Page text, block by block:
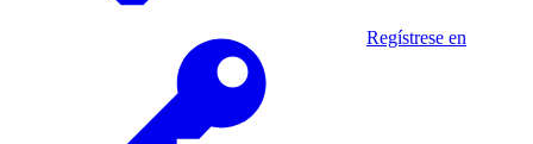
Regístrese en